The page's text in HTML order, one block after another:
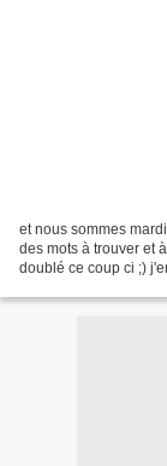
et nous sommes
des mots à trouver et
doublé ce coup ci ;)